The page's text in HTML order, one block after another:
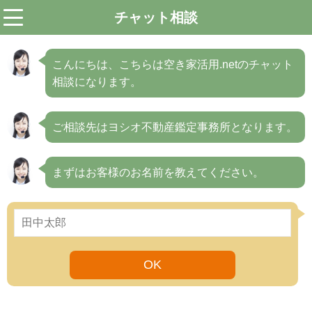
チャット相談
こんにちは、こちらは空き家活用.netのチャット
相談になります。
ご相談先はヨシオ不動産鑑定事務所となります。
まずはお客様のお名前を教えてください。
OK